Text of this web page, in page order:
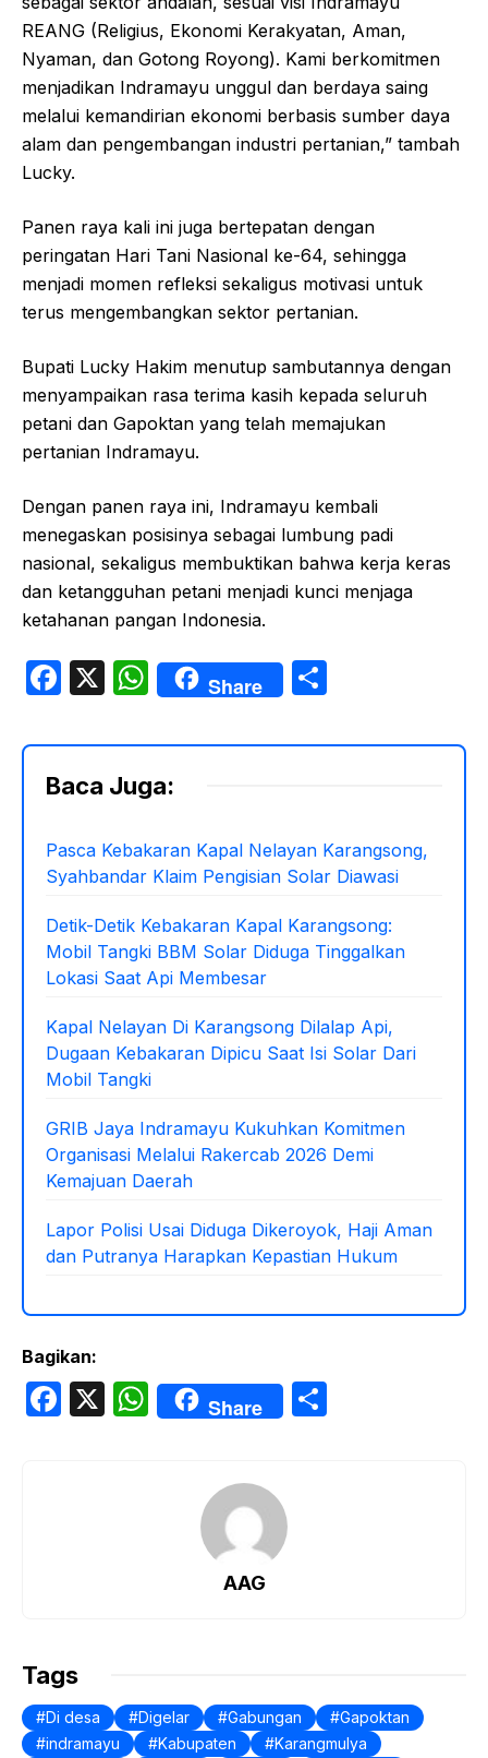
REANG (Religius, Ekonomi Kerakyatan, Aman,
Nyaman, dan Gotong Royong). Kami berkomitmen
menjadikan Indramayu unggul dan berdaya saing
melalui kemandirian ekonomi berbasis sumber daya
alam dan pengembangan industri pertanian,” tambah
Lucky.
Panen raya kali ini juga bertepatan dengan
peringatan Hari Tani Nasional ke-64, sehingga
menjadi momen refleksi sekaligus motivasi untuk
terus mengembangkan sektor pertanian.
Bupati Lucky Hakim menutup sambutannya dengan
menyampaikan rasa terima kasih kepada seluruh
petani dan Gapoktan yang telah memajukan
pertanian Indramayu.
Dengan panen raya ini, Indramayu kembali
menegaskan posisinya sebagai lumbung padi
nasional, sekaligus membuktikan bahwa kerja keras
dan ketangguhan petani menjadi kunci menjaga
ketahanan pangan Indonesia.
F
c
e
o
o
k
X
W
h
at
s
p
p
Share
ar
Baca Juga:
Pasca Kebakaran Kapal Nelayan Karangsong,
Syahbandar Klaim Pengisian Solar Diawasi
Detik-Detik Kebakaran Kapal Karangsong:
Mobil Tangki BBM Solar Diduga Tinggalkan
Lokasi Saat Api Membesar
Kapal Nelayan Di Karangsong Dilalap Api,
Dugaan Kebakaran Dipicu Saat Isi Solar Dari
Mobil Tangki
GRIB Jaya Indramayu Kukuhkan Komitmen
Organisasi Melalui Rakercab 2026 Demi
Kemajuan Daerah
Lapor Polisi Usai Diduga Dikeroyok, Haji Aman
dan Putranya Harapkan Kepastian Hukum
Bagikan:
F
X
W
h
Share
AAG
Tags
Di desa Digelar Gabungan
Gapoktan
indramayu
Kabupaten
Karangmulya